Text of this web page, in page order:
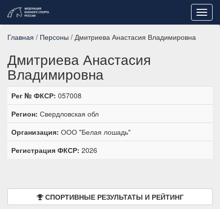
Главная / Персоны / Дмитриева Анастасия Владимировна
Дмитриева Анастасия
Владимировна
Рег № ФКСР: 057008
Регион: Свердловская обл
Организация: ООО "Белая лошадь"
Регистрация ФКСР: 2026
СПОРТИВНЫЕ РЕЗУЛЬТАТЫ И РЕЙТИНГ